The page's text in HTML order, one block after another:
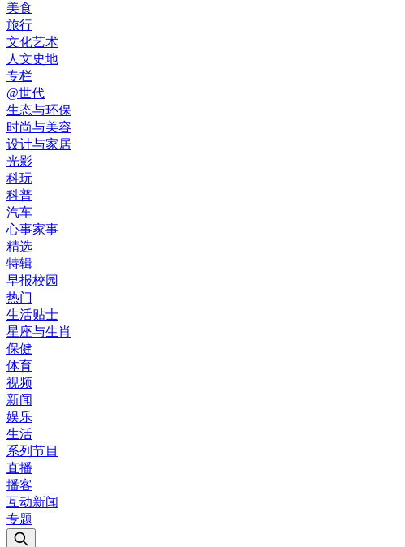
美食
旅行
文化艺术
人文史地
专栏
@世代
生态与环保
时尚与美容
设计与家居
光影
科玩
科普
汽车
心事家事
精选
特辑
早报校园
热门
生活贴士
星座与生肖
保健
体育
视频
新闻
娱乐
生活
系列节目
直播
播客
互动新闻
专题